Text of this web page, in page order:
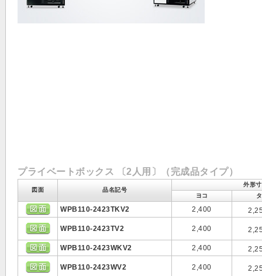
プライベートボックス 〔2人用〕（完成品タイプ）
図面 品名記号
外形
ヨコ
WPB110-2423TKV2 2,400
WPB110-2423TV2 2,400
WPB110-2423WKV2 2,400
WPB110-2423WV2 2,400